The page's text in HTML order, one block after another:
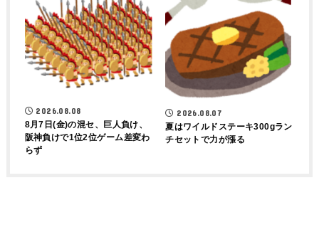
2026.08.08
8月7日(金)の混セ、巨人負け、
阪神負けで1位2位ゲーム差変わ
らず
2026.08.07
夏はワイルドステーキ300gラン
チセットで力が漲る